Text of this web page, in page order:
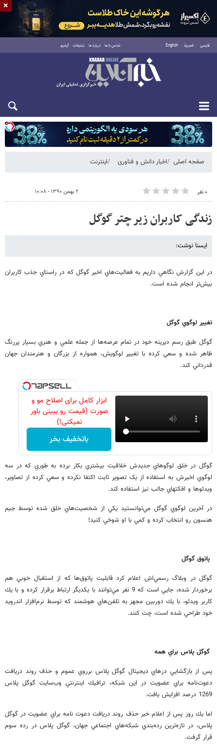
فارسی العربية English تماس با ما درباره ما تبلیغات آرشیو
شنبه ۱۷ مرداد ۱۴۰۵
صفحه اصلی اخبار دانش و فناوری اینترنت
۰ نفر ۲ بهمن ۱۳۹۰ - ۱۰:۰۸
زندگی کاربران زیر چتر گوگل
ایسنا نوشت:
در اين گزارش نگاهي داريم به فعاليت‌هاي اخير گوگل كه در راستاي جذب كاربران
بيش‌تر انجام شده است.
تغيير لوگوي گوگل
گوگل طبق رسم ديرينه خود در تمام عرصه‌ها از جمله علمي‌ و هنري بسيار پررنگ
ظاهر شده و سعي كرده با تغيير لوگويش، همواره از بزرگان و هنرمندان جهان
قدرداني كند.
ابزار کامل برای اصلاح مو و
صورت (قیمت رو ببینی باور
نمیکنی!)
باتخفیف بخر
گوگل در خلق لوگوهاي جديدش خلاقيت بيشتري بكار برده به طوري كه در سه
لوگوي اخيرش به استفاده از يک تصوير ثابت اکتفا نکرده و سعي کرده از تصاوير،
ويدئو‌ها و افكتهاي جالب نيز استفاده کند.
در آخرين لوگوي گوگل مي‌توانستيد يکي از شخصيت‌هاي خلق شده توسط جيم
هنسون رو انتخاب كرده و كمي با او شوخي كنيد!
پاتوق گوگل
گوگل در وبلاگ رسمي‌اش اعلام كرد قابليت پاتوق‌ها كه از استقبال خوبي هم
برخوردار شده، جايي است كه 9 نفر مي‌توانند با يكديگر ارتباط برقرار كرده و با يك
كاربر ويدئو، با يك دوربين مجهز به تلفن‌هاي هوشمند كه توسط نرم‌افزار اندرويد
خود طراحي شده است، چت كنند.
گوگل پلاس براي همه
پس از بازگشايي درهاي ديجيتال گوگل پلاس برروي عموم و حذف روند دريافت
دعوت‌نامه براي عضويت در اين شبكه، ترافيك اينترنتي وب‌سايت گوگل پلاس
1269 درصد افزايش يافت.
اما يك روز پس از اعلام خبر حذف روند دريافت دعوت نامه براي عضويت در گوگل
پلاس، در تازه‌ترين رده‌بندي شبكه‌هاي اجتماعي جهان، گوگل پلاس در رده سوم
قرار گرفت.
×